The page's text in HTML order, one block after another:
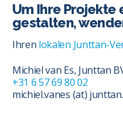
Um Ihre
gestalten,
Ihren lokalen Junttan-
Michiel van Es, Junttan
+31 6 57 69 80 02
michiel.vanes (at)